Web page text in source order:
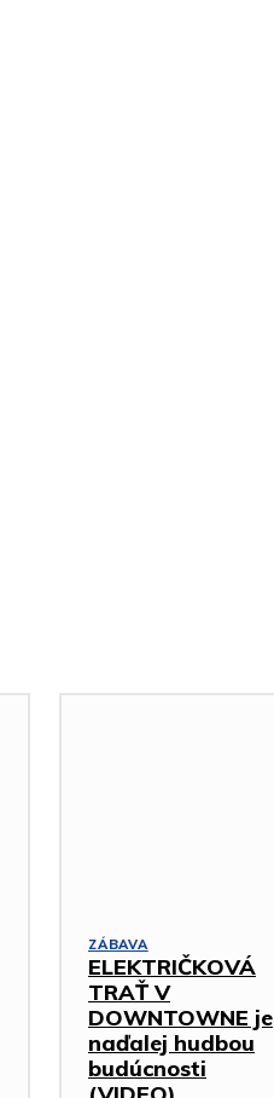
ZÁBAVA
ELEKTRIČKOVÁ
TRAŤ V
DOWNTOWNE je
naďalej hudbou
budúcnosti